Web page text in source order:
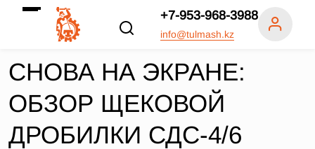
+7-953-968-3988
info@tulmash.kz
СНОВА НА ЭКРАНЕ:
ОБЗОР ЩЕКОВОЙ
ДРОБИЛКИ СДС-4/6